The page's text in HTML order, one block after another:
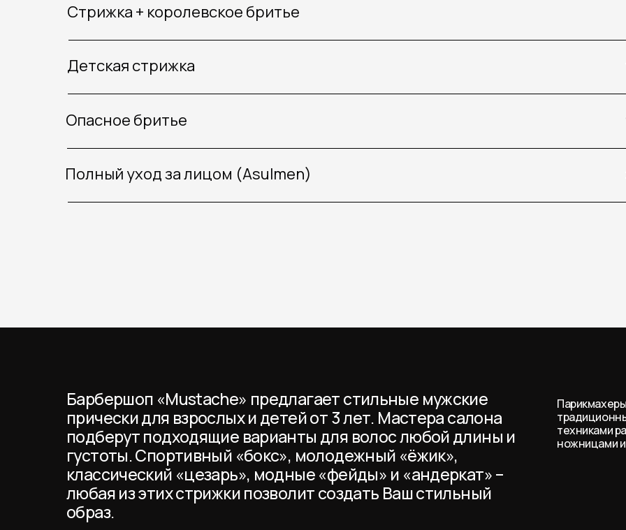
Полный уход за лицом (Asulmen)
Опасное бритье
Детская стрижка
Стрижка + королевское бритье
техниками
ножницами
Барбершоп «Mustache» предлагает стильные мужские
прически для взрослых и детей от 3 лет. Мастера салона
подберут подходящие варианты для волос любой длины и
густоты. Спортивный «бокс», молодежный «ёжик»,
классический «цезарь», модные «фейды» и «андеркат» –
любая из этих стрижки позволит создать Ваш стильный
образ.